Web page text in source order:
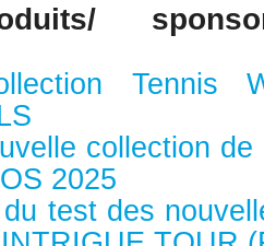
Tennis
collection
2025
test des